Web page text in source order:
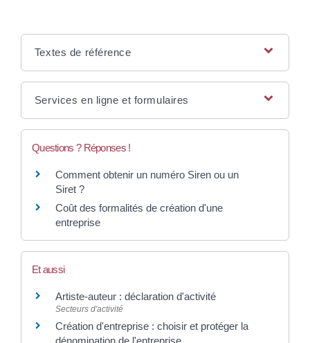
Textes de référence
Services en ligne et formulaires
Questions ? Réponses !
Comment obtenir un numéro Siren ou un
Siret ?
Coût des formalités de création d'une
entreprise
Et aussi
Artiste-auteur : déclaration d'activité
Secteurs d'activité
Création d'entreprise : choisir et protéger la
dénomination de l'entreprise